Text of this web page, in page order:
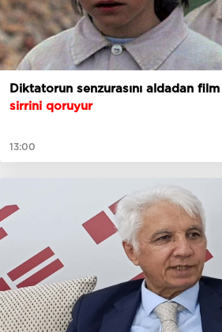
Diktatorun senzurasını aldadan film
sirrini qoruyur
13:00